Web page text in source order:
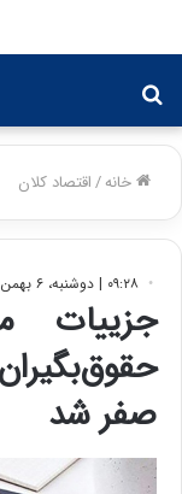
برای
خانه/اقتصاد کلان
۰۹:۲۸ | دوشنبه، ۶ بهمن ۱۴۰۴
صفر شد